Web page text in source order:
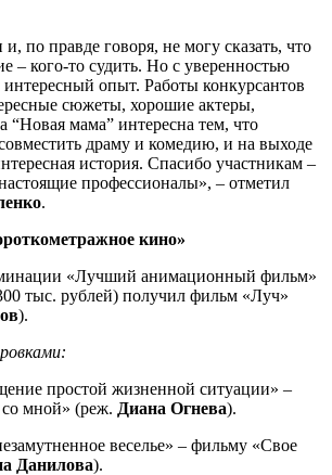
по правде говоря, не могу сказать, что
– кого-то судить. Но с уверенностью
интересный опыт. Работы конкурсантов
сюжеты, хорошие актеры,
“Новая мама” интересна тем, что
драму и комедию, и на выходе
история. Спасибо участникам –
профессионалы», – отметил
.
кино»
«Лучший анимационный фильм»
тыс. рублей) получил фильм «Луч»
).
простой жизненной ситуации» –
мной» (реж. Диана Огнева).
веселье» – фильму «Свое
Данилова).